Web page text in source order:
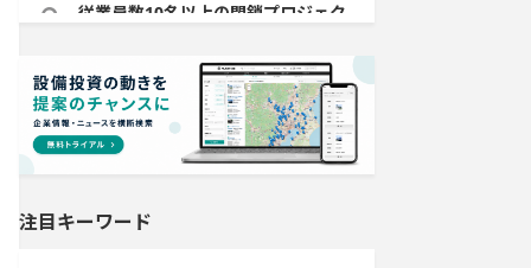
従業員数10名以上の閉鎖プロジェク
半導体設備に投資する設備新設計画
売上高が100億円以上の企業一覧
完成から約10年経過プロジェクト
注目キーワード